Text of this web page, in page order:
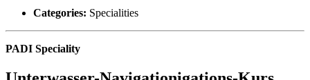
Categories: Specialities
PADI Speciality